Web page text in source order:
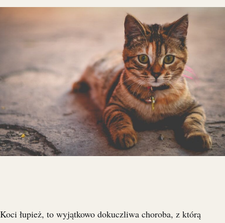
Koci łupież, to wyjątkowo dokuczliwa choroba, z którą